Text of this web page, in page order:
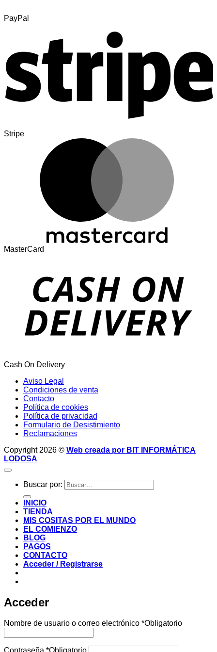
PayPal
Stripe
MasterCard
Cash On Delivery
Aviso Legal
Condiciones de venta
Contacto
Política de cookies
Política de privacidad
Formulario de Desistimiento
Reclamaciones
Copyright 2026 © Web creada por BIT INFORMÁTICA
LODOSA
Buscar por:
INICIO
TIENDA
MIS COSITAS POR EL MUNDO
EL COMIENZO
BLOG
PAGOS
CONTACTO
Acceder / Registrarse
Acceder
Nombre de usuario o correo electrónico *Obligatorio